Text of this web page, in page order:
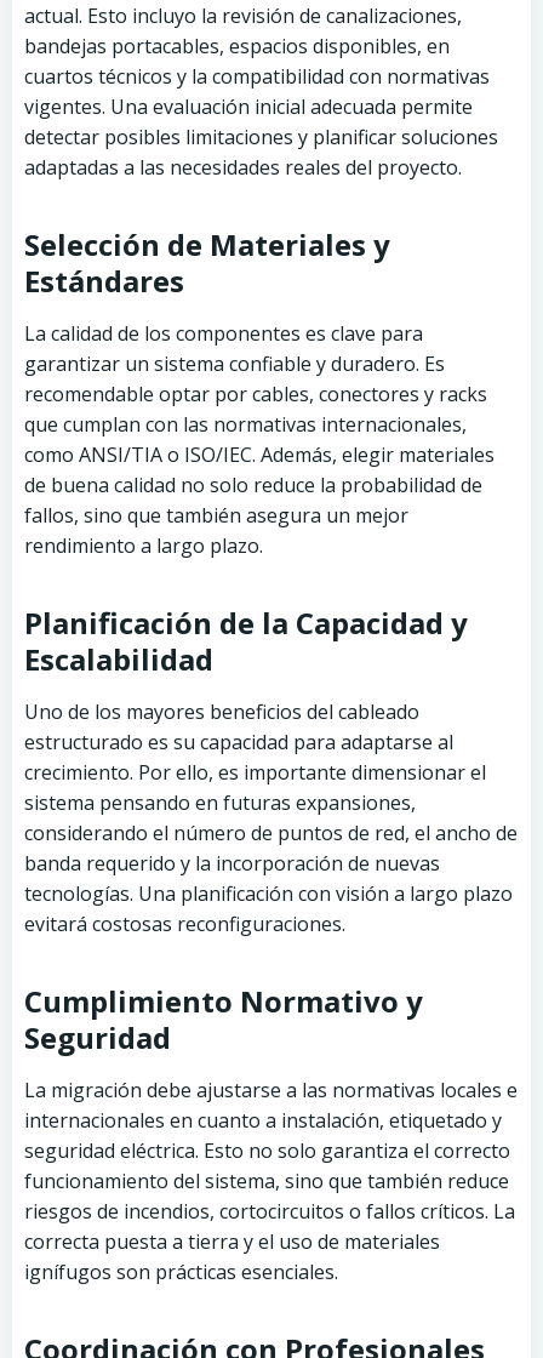
actual. Esto incluyo la revisión de canalizaciones,
bandejas portacables, espacios disponibles, en
cuartos técnicos y la compatibilidad con normativas
vigentes. Una evaluación inicial adecuada permite
detectar posibles limitaciones y planificar soluciones
adaptadas a las necesidades reales del proyecto.
Selección de Materiales y
Estándares
La calidad de los componentes es clave para
garantizar un sistema confiable y duradero. Es
recomendable optar por cables, conectores y racks
que cumplan con las normativas internacionales,
como ANSI/TIA o ISO/IEC. Además, elegir materiales
de buena calidad no solo reduce la probabilidad de
fallos, sino que también asegura un mejor
rendimiento a largo plazo.
Planificación de la Capacidad y
Escalabilidad
Uno de los mayores beneficios del cableado
estructurado es su capacidad para adaptarse al
crecimiento. Por ello, es importante dimensionar el
sistema pensando en futuras expansiones,
considerando el número de puntos de red, el ancho de
banda requerido y la incorporación de nuevas
tecnologías. Una planificación con visión a largo plazo
evitará costosas reconfiguraciones.
Cumplimiento Normativo y
Seguridad
La migración debe ajustarse a las normativas locales e
internacionales en cuanto a instalación, etiquetado y
seguridad eléctrica. Esto no solo garantiza el correcto
funcionamiento del sistema, sino que también reduce
riesgos de incendios, cortocircuitos o fallos críticos. La
correcta puesta a tierra y el uso de materiales
ignífugos son prácticas esenciales.
Coordinación con Profesionales